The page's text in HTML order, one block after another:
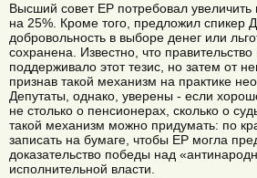
Высший совет ЕР потребовал
на 25%. Кроме того, предложил спикер
добровольность в выборе денег или
сохранена. Известно, что
поддерживало этот тезис, но затем от
признав такой механизм на практике
Депутаты, однако, уверены - если
не столько о пенсионерах, сколько о
такой механизм можно придумать: по
записать на бумаге, чтобы ЕР могла
доказательство победы над
исполнительной власти.